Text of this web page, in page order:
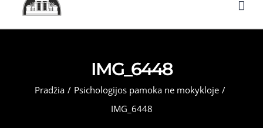
IMG_6448
Pradžia / Psichologijos pamoka ne mokykloje /
IMG_6448